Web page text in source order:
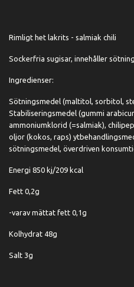
Rimligt het lakrits - salmiak chili
Sockerfria sugisar, innehåller
Ingredienser:
Sötningsmedel (maltitol, sorbitol,
Stabiliseringsmedel (gummi
ammoniumklorid (=salmiak),
oljor (kokos, raps)
sötningsmedel, överdriven
Energi 850 kj/209 kcal
Fett 0,2g
-varav mättat fett 0,1g
Kolhydrat 48g
Salt 3g